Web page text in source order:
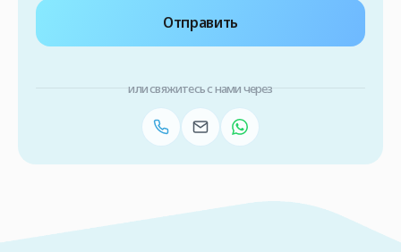
Отправить
или свяжитесь с нами через